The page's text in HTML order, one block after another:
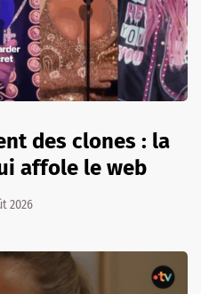
des clones : la
affole le web
2026